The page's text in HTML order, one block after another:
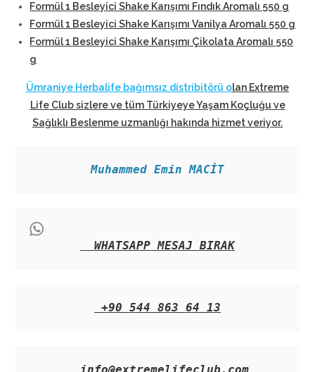
Formül 1 Besleyici Shake Karışımı Fındık Aromalı 550 g
Formül 1 Besleyici Shake Karışımı Vanilya Aromalı 550 g
Formül 1 Besleyici Shake Karışımı Çikolata Aromalı 550
g
Ümraniye Herbalife bağımsız distribitörü olan Extreme
Life Club sizlere ve tüm Türkiyeye Yaşam Koçluğu ve
Sağlıklı Beslenme uzmanlığı hakında hizmet veriyor.
Muhammed Emin MACİT
WHATSAPP MESAJ BIRAK
+90 544 863 64 13